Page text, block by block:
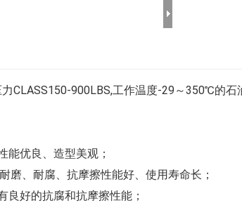
CLASS150-900LBS,工作温度-29～350℃的
能优良、造型美观；
磨、耐腐、抗摩擦性能好、使用寿命长；
良好的抗腐和抗摩擦性能；